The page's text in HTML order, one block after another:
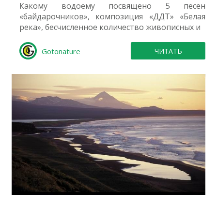
Какому водоему посвящено 5 песен
«байдарочников», композиция «ДДТ» «Белая
река», бесчисленное количество живописных и
Gotonature ЧИТАТЬ